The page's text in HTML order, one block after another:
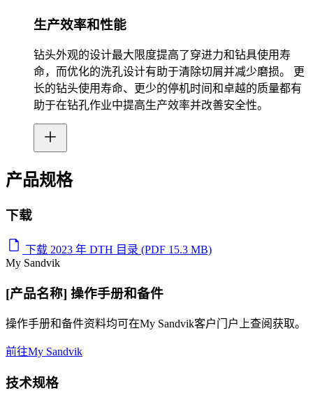
生产效率和性能
钻头外观的设计最大限度提高了穿进力和钻具使用寿
命，而优化的洗孔设计有助于清除切屑并减少磨损。 更
长的钻头使用寿命、更少的停机时间和卓越的质量都有
助于在钻孔作业中提高生产效率并改善安全性。
产品规格
下载
下载 2023 年 DTH 目录 (PDF 15.3 MB)
My Sandvik
[产品名称] 操作手册和备件
操作手册和备件资料均可在My Sandvik客户门户上查阅获取。
前往My Sandvik
技术规格